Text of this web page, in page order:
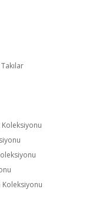
Koleksiyonu